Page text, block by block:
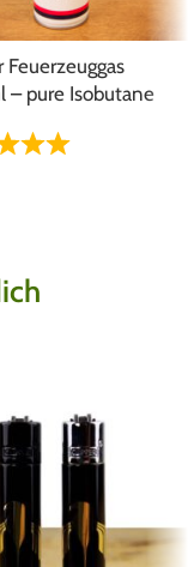
Feuerzeuggas
pure Isobutane